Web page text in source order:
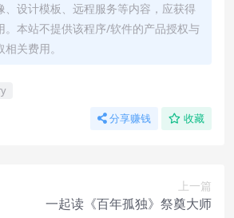
、设计模板、远程服务等内容，应获得
。本站不提供该程序/软件的产品授权与
关费用。
分享赚钱 收藏
上一篇
一起读《百年孤独》祭奠大师